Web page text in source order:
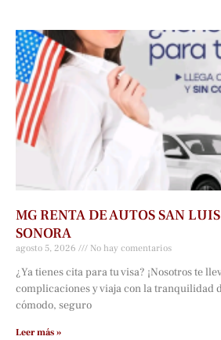
MG RENTA DE AUTOS SAN
SONORA
agosto 5, 2026 No hay comentarios
¿Ya tienes cita para tu visa? ¡Nosotros te
complicaciones y viaja con la tranquilidad
cómodo, seguro
Leer más »